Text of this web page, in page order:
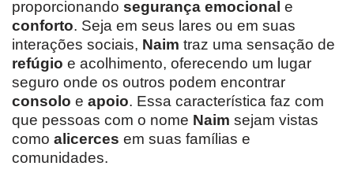
proporcionando segurança emocional e
conforto. Seja em seus lares ou em suas
interações sociais, Naim traz uma sensação de
refúgio e acolhimento, oferecendo um lugar
seguro onde os outros podem encontrar
consolo e apoio. Essa característica faz com
que pessoas com o nome Naim sejam vistas
como alicerces em suas famílias e
comunidades.